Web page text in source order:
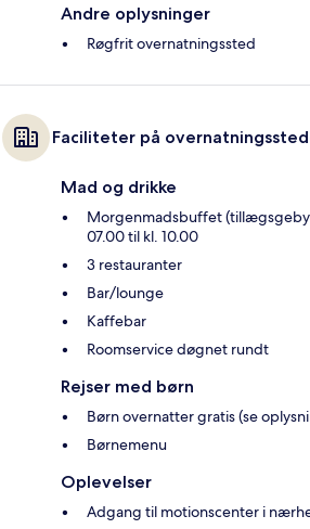
Andre oplysninger
Røgfrit overnatningssted
Faciliteter på
Mad og drikke
Morgenmadsbuffet
07.00 til kl. 10.00
3 restauranter
Bar/lounge
Kaffebar
Roomservice døgnet rundt
Rejser med børn
Børn overnatter gratis (se
Børnemenu
Oplevelser
Adgang til motionscenter i